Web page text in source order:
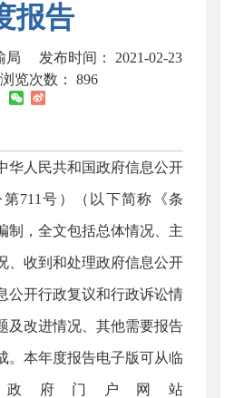
报告
局
发布时间： 2021-02-23
浏览次数： 896
人民共和国政府信息公开
711号）（以下简称《条
制，全文包括总体情况、主
、收到和处理政府信息公开
公开行政复议和行政诉讼情
及改进情况、其他需要报告
。本年度报告电子版可从临
府门户网站